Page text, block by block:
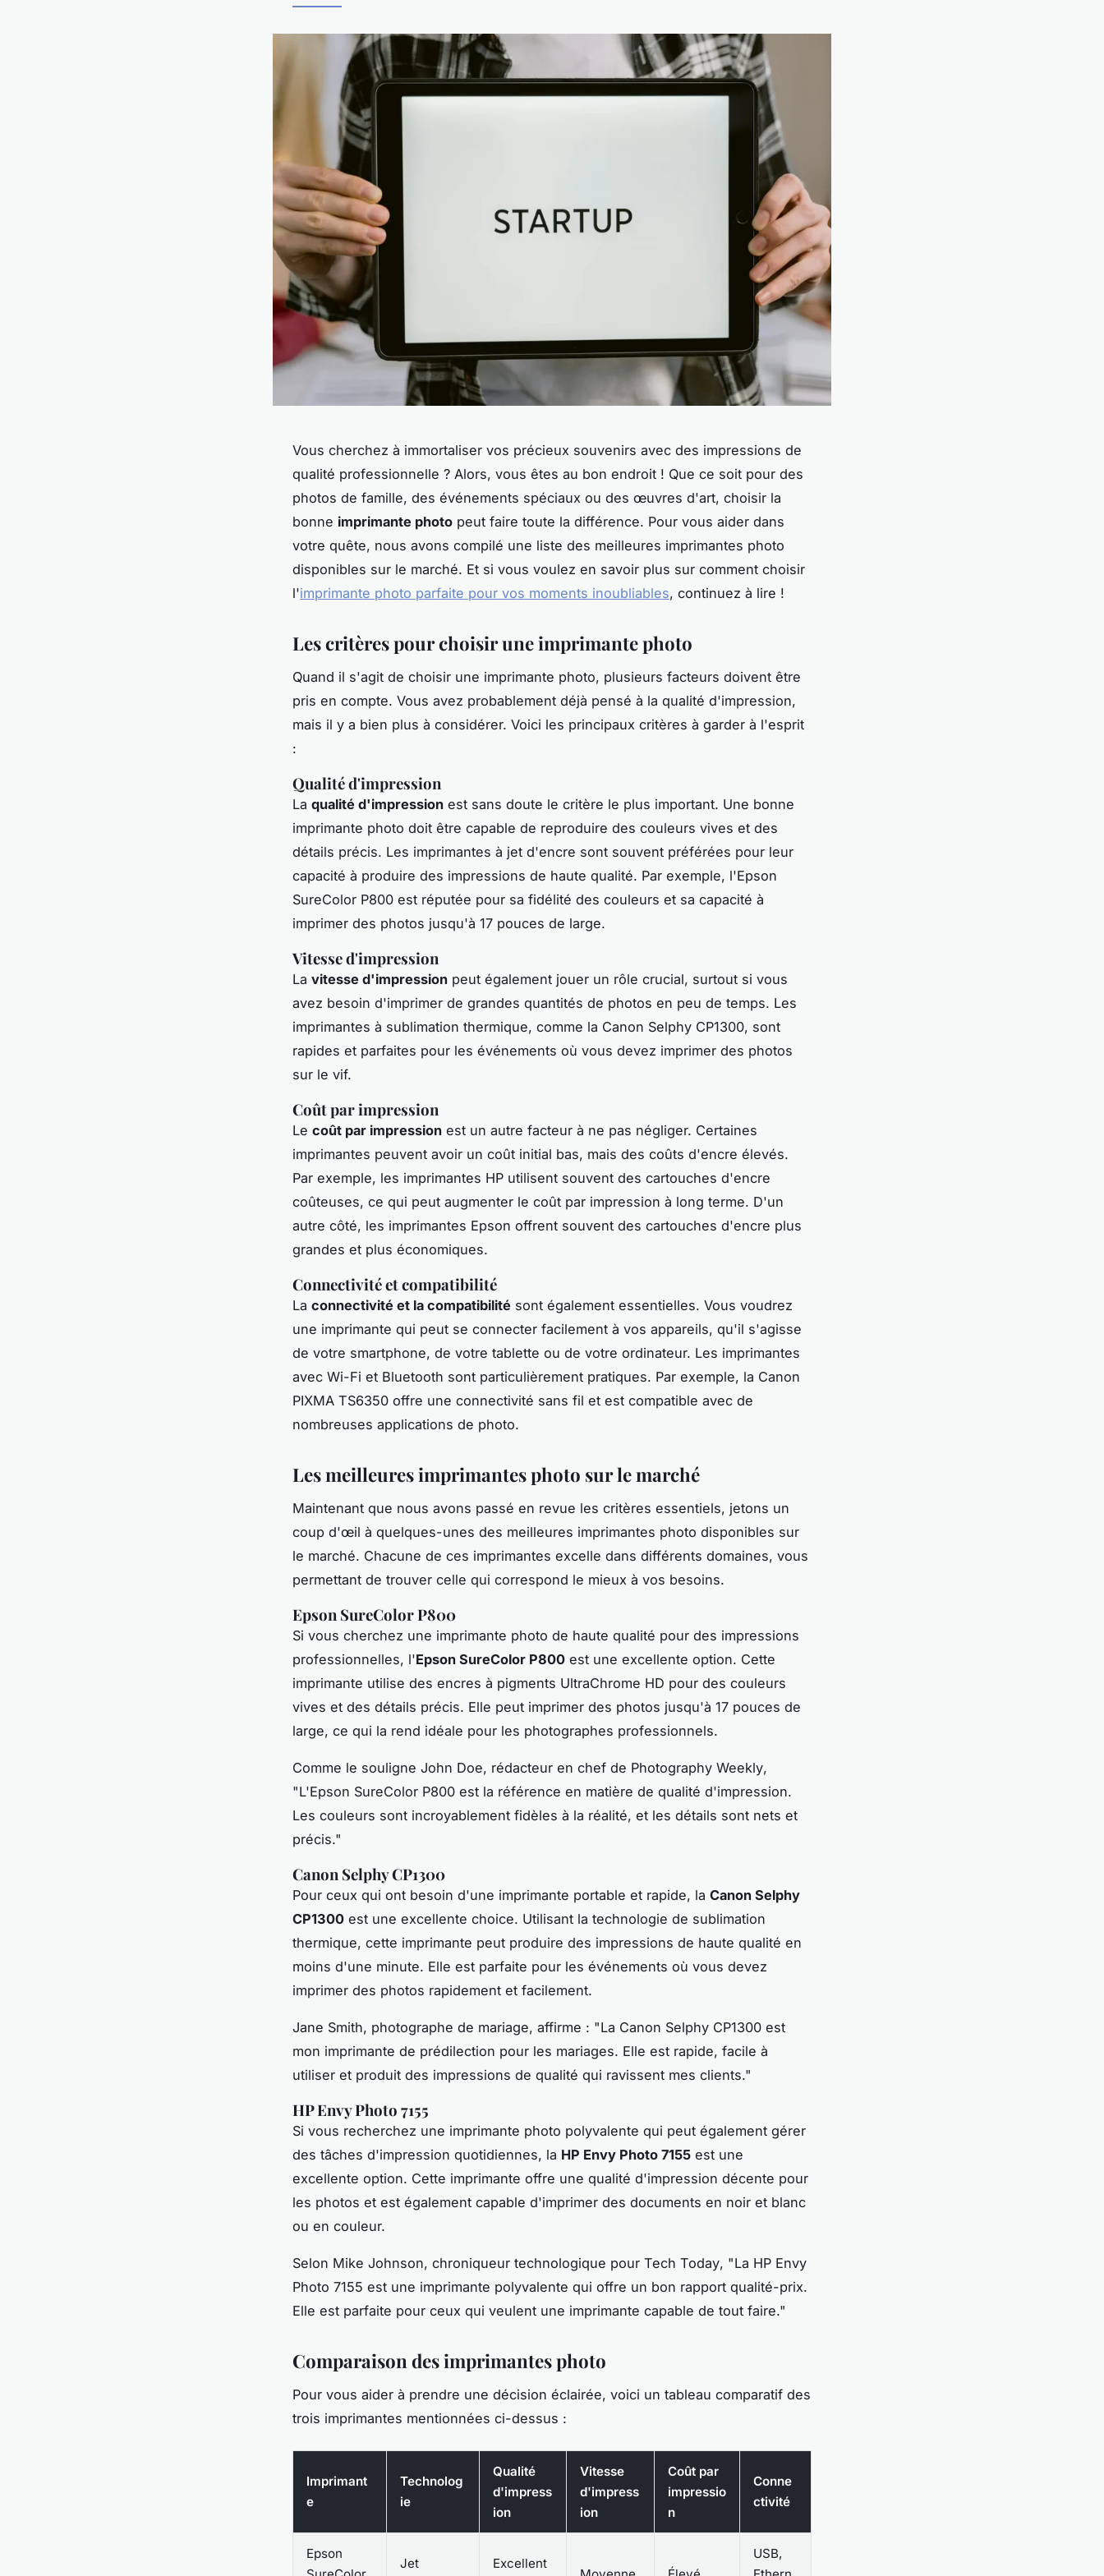
Vous cherchez à immortaliser vos précieux souvenirs avec des impressions de
qualité professionnelle ? Alors, vous êtes au bon endroit ! Que ce soit pour des
photos de famille, des événements spéciaux ou des œuvres d'art, choisir la
bonne imprimante photo peut faire toute la différence. Pour vous aider dans
votre quête, nous avons compilé une liste des meilleures imprimantes photo
disponibles sur le marché. Et si vous voulez en savoir plus sur comment choisir
l'imprimante photo parfaite pour vos moments inoubliables, continuez à lire !
Les critères pour choisir une imprimante photo
Quand il s'agit de choisir une imprimante photo, plusieurs facteurs doivent être
pris en compte. Vous avez probablement déjà pensé à la qualité d'impression,
mais il y a bien plus à considérer. Voici les principaux critères à garder à l'esprit
:
Qualité d'impression
La qualité d'impression est sans doute le critère le plus important. Une bonne
imprimante photo doit être capable de reproduire des couleurs vives et des
détails précis. Les imprimantes à jet d'encre sont souvent préférées pour leur
capacité à produire des impressions de haute qualité. Par exemple, l'Epson
SureColor P800 est réputée pour sa fidélité des couleurs et sa capacité à
imprimer des photos jusqu'à 17 pouces de large.
Vitesse d'impression
La vitesse d'impression peut également jouer un rôle crucial, surtout si vous
avez besoin d'imprimer de grandes quantités de photos en peu de temps. Les
imprimantes à sublimation thermique, comme la Canon Selphy CP1300, sont
rapides et parfaites pour les événements où vous devez imprimer des photos
sur le vif.
Coût par impression
Le coût par impression est un autre facteur à ne pas négliger. Certaines
imprimantes peuvent avoir un coût initial bas, mais des coûts d'encre élevés.
Par exemple, les imprimantes HP utilisent souvent des cartouches d'encre
coûteuses, ce qui peut augmenter le coût par impression à long terme. D'un
autre côté, les imprimantes Epson offrent souvent des cartouches d'encre plus
grandes et plus économiques.
Connectivité et compatibilité
La connectivité et la compatibilité sont également essentielles. Vous voudrez
une imprimante qui peut se connecter facilement à vos appareils, qu'il s'agisse
de votre smartphone, de votre tablette ou de votre ordinateur. Les imprimantes
avec Wi-Fi et Bluetooth sont particulièrement pratiques. Par exemple, la Canon
PIXMA TS6350 offre une connectivité sans fil et est compatible avec de
nombreuses applications de photo.
Les meilleures imprimantes photo sur le marché
Maintenant que nous avons passé en revue les critères essentiels, jetons un
coup d'œil à quelques-unes des meilleures imprimantes photo disponibles sur
le marché. Chacune de ces imprimantes excelle dans différents domaines, vous
permettant de trouver celle qui correspond le mieux à vos besoins.
Epson SureColor P800
Si vous cherchez une imprimante photo de haute qualité pour des impressions
professionnelles, l'Epson SureColor P800 est une excellente option. Cette
imprimante utilise des encres à pigments UltraChrome HD pour des couleurs
vives et des détails précis. Elle peut imprimer des photos jusqu'à 17 pouces de
large, ce qui la rend idéale pour les photographes professionnels.
Comme le souligne John Doe, rédacteur en chef de Photography Weekly,
"L'Epson SureColor P800 est la référence en matière de qualité d'impression.
Les couleurs sont incroyablement fidèles à la réalité, et les détails sont nets et
précis."
Canon Selphy CP1300
Pour ceux qui ont besoin d'une imprimante portable et rapide, la Canon Selphy
CP1300 est une excellente choice. Utilisant la technologie de sublimation
thermique, cette imprimante peut produire des impressions de haute qualité en
moins d'une minute. Elle est parfaite pour les événements où vous devez
imprimer des photos rapidement et facilement.
Jane Smith, photographe de mariage, affirme : "La Canon Selphy CP1300 est
mon imprimante de prédilection pour les mariages. Elle est rapide, facile à
utiliser et produit des impressions de qualité qui ravissent mes clients."
HP Envy Photo 7155
Si vous recherchez une imprimante photo polyvalente qui peut également gérer
des tâches d'impression quotidiennes, la HP Envy Photo 7155 est une
excellente option. Cette imprimante offre une qualité d'impression décente pour
les photos et est également capable d'imprimer des documents en noir et blanc
ou en couleur.
Selon Mike Johnson, chroniqueur technologique pour Tech Today, "La HP Envy
Photo 7155 est une imprimante polyvalente qui offre un bon rapport qualité-prix.
Elle est parfaite pour ceux qui veulent une imprimante capable de tout faire."
Comparaison des imprimantes photo
Pour vous aider à prendre une décision éclairée, voici un tableau comparatif des
trois imprimantes mentionnées ci-dessus :
Imprimant
e
Technolog
ie
Qualité
d'impress
ion
Vitesse
d'impress
ion
Coût par
impressio
n
Conne
ctivité
Epson
Jet
Excellent
USB,